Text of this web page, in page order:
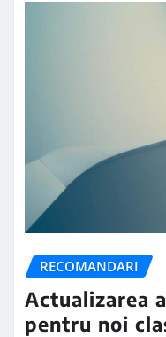
RECOMANDARI
Actualizarea
pentru noi